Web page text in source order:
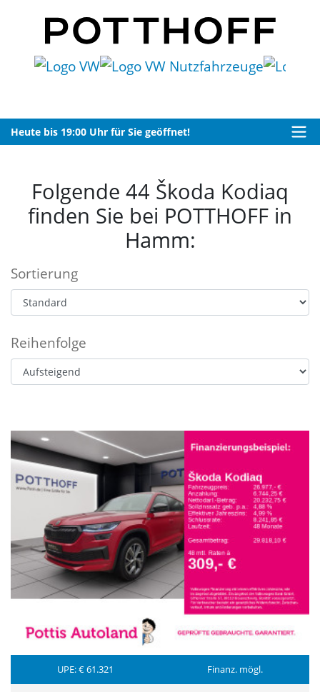
Heute bis 19:00 Uhr für Sie geöffnet!
Folgende 44 Škoda Kodiaq
finden Sie bei POTTHOFF in
Hamm:
Sortierung
Reihenfolge
UPE: € 61.321 Finanz. mögl.